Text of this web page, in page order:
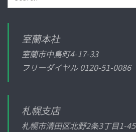
室蘭本社
室蘭市中島町4-17-33
フリーダイヤル 0120-51-0086
札幌支店
札幌市清田区北野2条3丁目1-45